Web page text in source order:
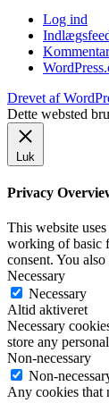
Log ind
Drevet af
Dette websted
Luk
Privacy
This website
working of basic
consent. You
Necessary
Necessary
Altid aktiveret
Necessary
store any
Non-necessary
Non-
Any cookies that